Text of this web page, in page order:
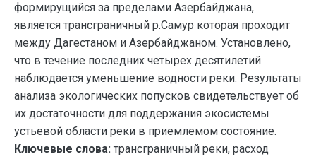
формирущийся за пределами Азербайджана,
является трансграничный р.Самур которая проходит
между Дагестаном и Азербайджаном. Установлено,
что в течение последних четырех десятилетий
наблюдается уменьшение водности реки. Результаты
анализа экологических попусков свидетельствует об
их достаточности для поддержания экосистемы
устьевой области реки в приемлемом состояние.
Ключевые слова: трансграничный реки, расход